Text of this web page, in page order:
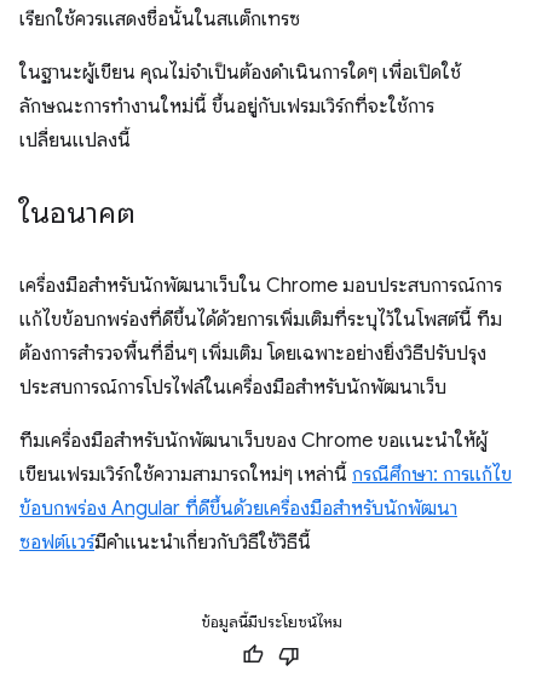
เรียกใช้ควรแสดงชื่อนั้นในสแต็กเทรซ
ในฐานะผู้เขียน คุณไม่จำเป็นต้องดำเนินการใดๆ เพื่อเปิดใช้
ลักษณะการทำงานใหม่นี้ ขึ้นอยู่กับเฟรมเวิร์กที่จะใช้การ
เปลี่ยนแปลงนี้
ในอนาคต
เครื่องมือสําหรับนักพัฒนาเว็บใน Chrome มอบประสบการณ์การ
แก้ไขข้อบกพร่องที่ดีขึ้นได้ด้วยการเพิ่มเติมที่ระบุไว้ในโพสต์นี้ ทีม
ต้องการสำรวจพื้นที่อื่นๆ เพิ่มเติม โดยเฉพาะอย่างยิ่งวิธีปรับปรุง
ประสบการณ์การโปรไฟล์ในเครื่องมือสำหรับนักพัฒนาเว็บ
ทีมเครื่องมือสำหรับนักพัฒนาเว็บของ Chrome ขอแนะนำให้ผู้
เขียนเฟรมเวิร์กใช้ความสามารถใหม่ๆ เหล่านี้ กรณีศึกษา: การแก้ไข
ข้อบกพร่อง Angular ที่ดีขึ้นด้วยเครื่องมือสําหรับนักพัฒนา
ซอฟต์แวร์มีคําแนะนําเกี่ยวกับวิธีใช้วิธีนี้
ข้อมูลนี้มีประโยชน์ไหม